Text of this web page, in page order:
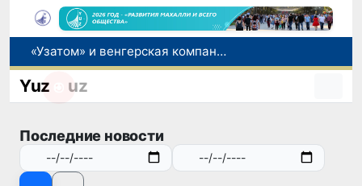
В Сенате обсудили меры по улучшению позиций Узбекистана в международных рейтингах и индексах
Yuz uz
Последние новости